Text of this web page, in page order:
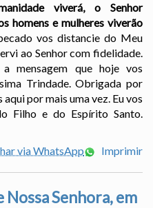
viverá, o Senhor
homens e mulheres viverão
vos distancie do Meu
ao Senhor com fidelidade.
mensagem que hoje vos
Trindade. Obrigada por
por mais uma vez. Eu vos
Filho e do Espírito Santo.
via WhatsApp
Imprimir
Senhora, em